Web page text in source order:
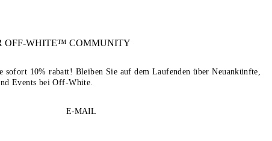
OFF-WHITE™ COMMUNITY
10% rabatt! Bleiben Sie auf dem Laufenden über Neuankünfte,
Events bei Off-White.
E-MAIL